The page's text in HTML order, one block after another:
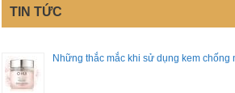
TIN TỨC
Những thắc mắc khi sử dụng kem chống